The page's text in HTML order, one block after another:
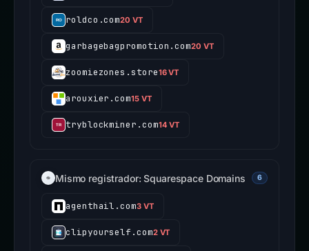
roldco.com20 VT
garbagebagpromotion.com20 VT
zoomiezones.store16 VT
arouxier.com15 VT
tryblockminer.com14 VT
Mismo registrador: Squarespace Domains 6
agenthail.com3 VT
clipyourself.com2 VT